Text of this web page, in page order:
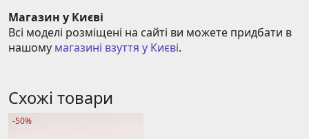
Магазин у Києві
Всі моделі розміщені на сайті ви можете придбати в
нашому магазині взуття у Києві.
Схожі товари
-50%